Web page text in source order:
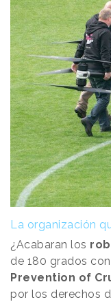
La organización
¿Acabaran los
de 180 grados
Prevention of
por los derechos